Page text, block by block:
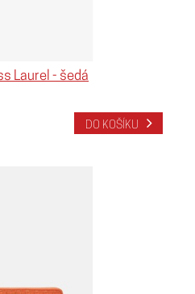
Laurel - šedá
DO KOŠÍKU